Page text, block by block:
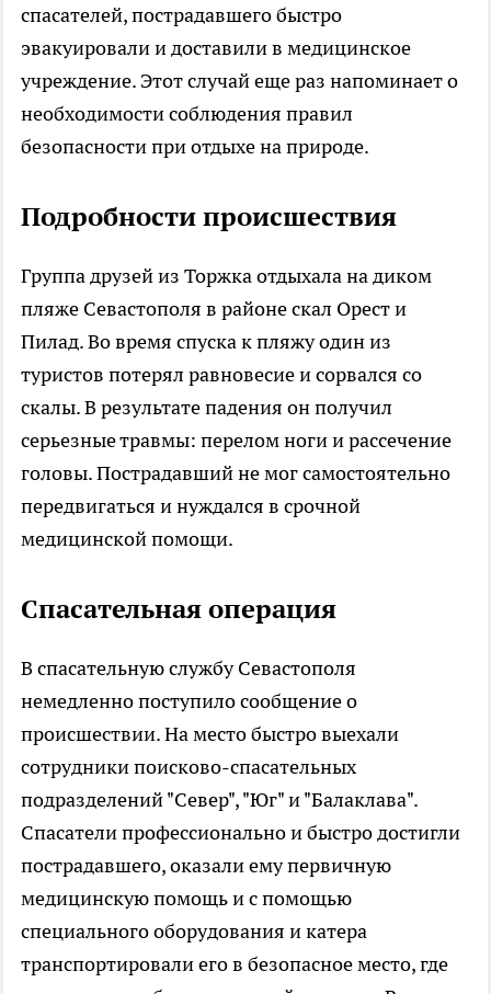
спасателей, пострадавшего быстро
эвакуировали и доставили в медицинское
учреждение. Этот случай еще раз напоминает о
необходимости соблюдения правил
безопасности при отдыхе на природе.
Подробности происшествия
Группа друзей из Торжка отдыхала на диком
пляже Севастополя в районе скал Орест и
Пилад. Во время спуска к пляжу один из
туристов потерял равновесие и сорвался со
скалы. В результате падения он получил
серьезные травмы: перелом ноги и рассечение
головы. Пострадавший не мог самостоятельно
передвигаться и нуждался в срочной
медицинской помощи.
Спасательная операция
В спасательную службу Севастополя
немедленно поступило сообщение о
происшествии. На место быстро выехали
сотрудники поисково-спасательных
подразделений "Север", "Юг" и "Балаклава".
Спасатели профессионально и быстро достигли
пострадавшего, оказали ему первичную
медицинскую помощь и с помощью
специального оборудования и катера
транспортировали его в безопасное место, где